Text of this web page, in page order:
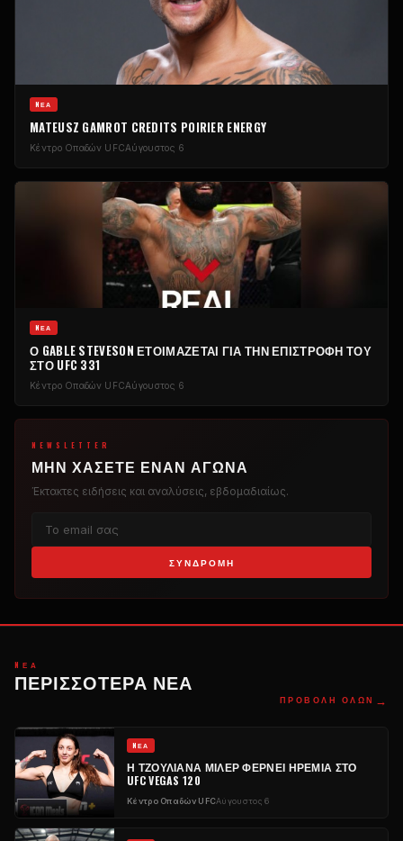
NΈΑ
MATEUSZ GAMROT CREDITS POIRIER ENERGY
Κέντρο Οπαδών UFCΑύγουστος 6
NΈΑ
Ο GABLE STEVESON ΕΤΟΙΜΆΖΕΤΑΙ ΓΙΑ ΤΗΝ ΕΠΙΣΤΡΟΦΉ ΤΟΥ
ΣΤΟ UFC 331
Κέντρο Οπαδών UFCΑύγουστος 6
NEWSLETTER
ΜΗΝ ΧΆΣΕΤΕ ΈΝΑΝ ΑΓΏΝΑ
Έκτακτες ειδήσεις και αναλύσεις, εβδομαδιαίως.
ΣΥΝΔΡΟΜΉ
NΈΑ
ΠΕΡΙΣΣΌΤΕΡΑ ΝΈΑ
ΠΡΟΒΟΛΉ ΌΛΩΝ →
NΈΑ
Η ΤΖΟΥΛΙΆΝΑ ΜΊΛΕΡ ΦΈΡΝΕΙ ΗΡΕΜΊΑ ΣΤΟ
UFC VEGAS 120
Κέντρο Οπαδών UFCΑύγουστος 6